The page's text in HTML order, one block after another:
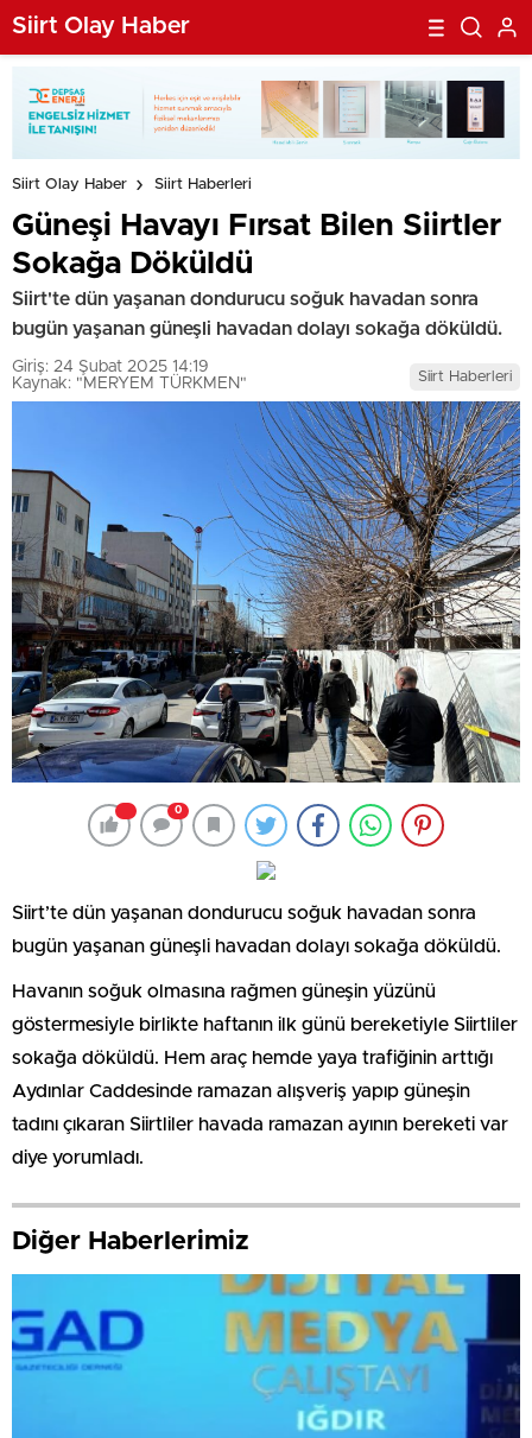
Siirt Olay Haber
Siirt Olay Haber Siirt Haberleri
Güneşi Havayı Fırsat Bilen Siirtler
Sokağa Döküldü
Siirt'te dün yaşanan dondurucu soğuk havadan sonra
bugün yaşanan güneşli havadan dolayı sokağa döküldü.
Giriş: 24 Şubat 2025 14:19
Kaynak: "MERYEM TÜRKMEN"
Siirt Haberleri
0
Siirt’te dün yaşanan dondurucu soğuk havadan sonra
bugün yaşanan güneşli havadan dolayı sokağa döküldü.
Havanın soğuk olmasına rağmen güneşin yüzünü
göstermesiyle birlikte haftanın ilk günü bereketiyle Siirtliler
sokağa döküldü. Hem araç hemde yaya trafiğinin arttığı
Aydınlar Caddesinde ramazan alışveriş yapıp güneşin
tadını çıkaran Siirtliler havada ramazan ayının bereketi var
diye yorumladı.
Diğer Haberlerimiz